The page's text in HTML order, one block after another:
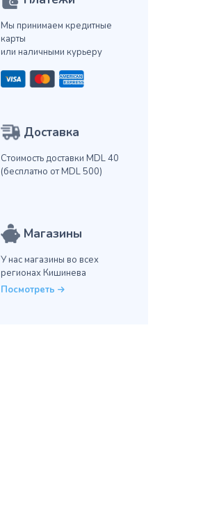
Мы принимаем кредитные
карты
или наличными курьеру
Доставка
Стоимость доставки MDL 40
(бесплатно от MDL 500)
Магазины
У нас магазины во всех
регионах Кишинева
Посмотреть